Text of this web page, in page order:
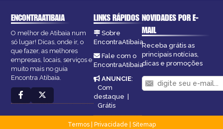
ENCONTRAATIBAIA
O melhor de Atibaia num
só lugar! Dicas, onde ir, o
que fazer, as melhores
empresas, locais, serviços e
muito mais no guia
Encontra Atibaia.
LINKS RÁPIDOS
Sobre
EncontraAtibaia
Fale com o
EncontraAtibaia
ANUNCIE:
Com
destaque |
Grátis
NOVIDADES POR E-
MAIL
Receba grátis as
principais notícias,
dicas e promoções
Termos| Privacidade
Sitemap